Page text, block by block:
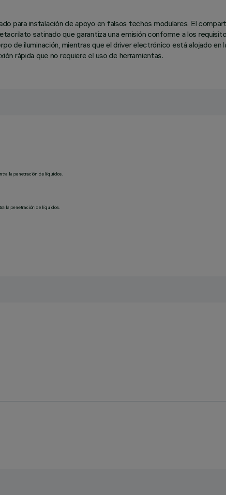
para instalación de apoyo en falsos techos modulares. El
satinado que garantiza una emisión conforme a los
de iluminación, mientras que el driver electrónico está alojado
rápida que no requiere el uso de herramientas.
la penetración de líquidos.
la penetración de líquidos.